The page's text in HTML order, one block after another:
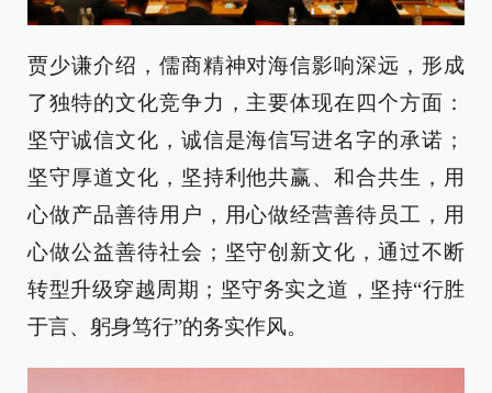
贾少谦介绍，儒商精神对海信影响深远，形成
了独特的文化竞争力，主要体现在四个方面：
坚守诚信文化，诚信是海信写进名字的承诺；
坚守厚道文化，坚持利他共赢、和合共生，用
心做产品善待用户，用心做经营善待员工，用
心做公益善待社会；坚守创新文化，通过不断
转型升级穿越周期；坚守务实之道，坚持“行胜
于言、躬身笃行”的务实作风。